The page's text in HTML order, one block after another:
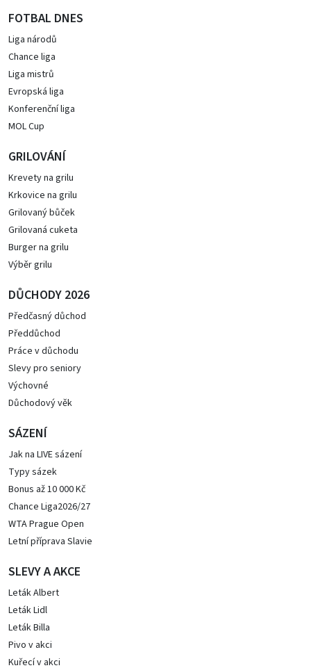
FOTBAL DNES
Liga národů
Chance liga
Liga mistrů
Evropská liga
Konferenční liga
MOL Cup
GRILOVÁNÍ
Krevety na grilu
Krkovice na grilu
Grilovaný bůček
Grilovaná cuketa
Burger na grilu
Výběr grilu
DŮCHODY 2026
Předčasný důchod
Předdůchod
Práce v důchodu
Slevy pro seniory
Výchovné
Důchodový věk
SÁZENÍ
Jak na LIVE sázení
Typy sázek
Bonus až 10 000 Kč
Chance Liga2026/27
WTA Prague Open
Letní příprava Slavie
SLEVY A AKCE
Leták Albert
Leták Lidl
Leták Billa
Pivo v akci
Kuřecí v akci